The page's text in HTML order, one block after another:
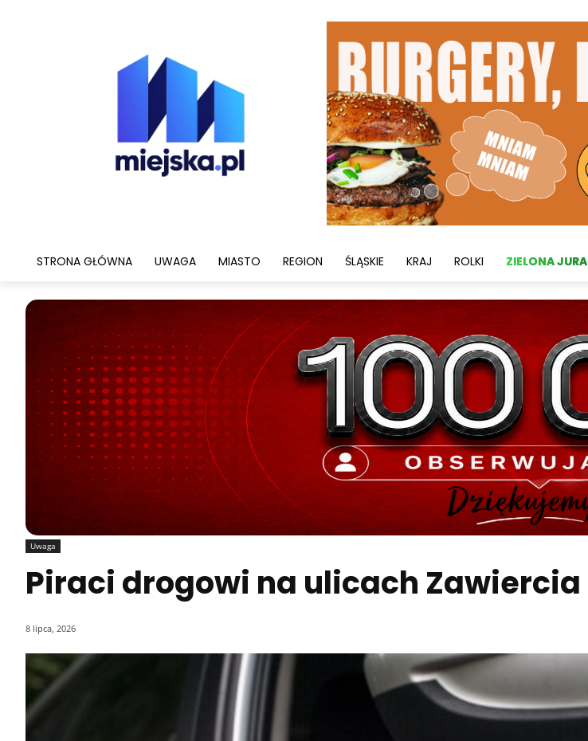
STRONA GŁÓWNA UWAGA MIASTO REGION ŚLĄSKIE KRAJ ROLKI ZIELONA JURA
Uwaga
Piraci drogowi na ulicach Zawiercia
8 lipca, 2026